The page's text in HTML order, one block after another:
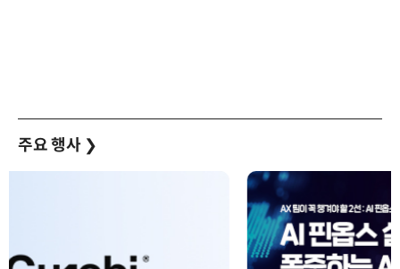
주요 행사 ❯